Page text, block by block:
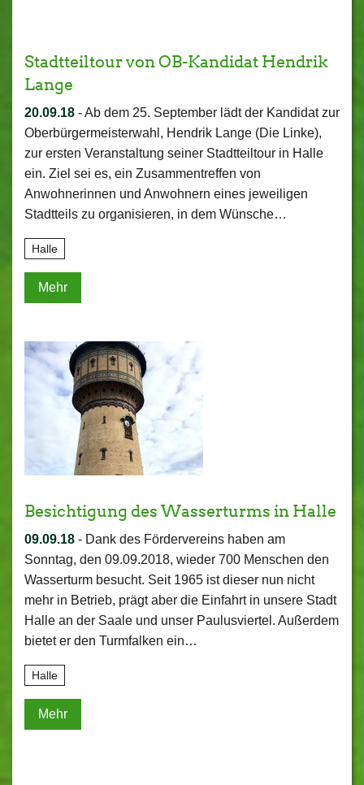
Stadtteiltour von OB-Kandidat Hendrik
Lange
20.09.18 -Ab dem 25. September lädt der Kandidat zur
Oberbürgermeisterwahl, Hendrik Lange (Die Linke),
zur ersten Veranstaltung seiner Stadtteiltour in Halle
ein. Ziel sei es, ein Zusammentreffen von
Anwohnerinnen und Anwohnern eines jeweiligen
Stadtteils zu organisieren, in dem Wünsche…
Halle
Mehr
Besichtigung des Wasserturms in Halle
09.09.18 - Dank des Fördervereins haben am
Sonntag, den 09.09.2018, wieder 700 Menschen den
Wasserturm besucht. Seit 1965 ist dieser nun nicht
mehr in Betrieb, prägt aber die Einfahrt in unsere Stadt
Halle an der Saale und unser Paulusviertel. Außerdem
bietet er den Turmfalken ein…
Halle
Mehr